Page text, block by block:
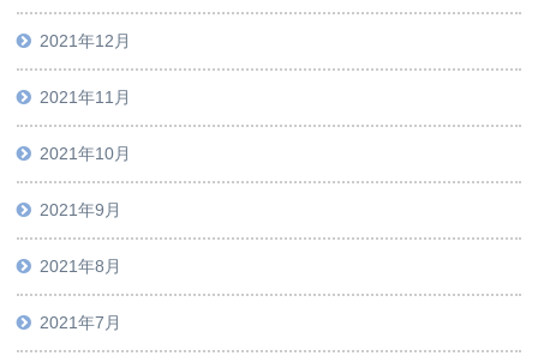
2021年12月
2021年11月
2021年10月
2021年9月
2021年8月
2021年7月